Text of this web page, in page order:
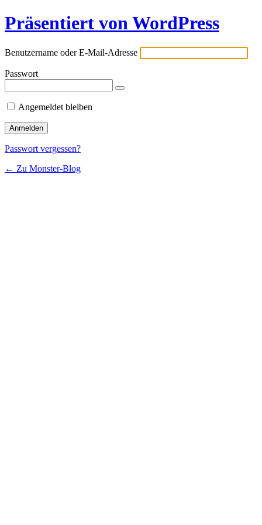
Präsentiert von WordPress
Benutzername oder E-Mail-Adresse
Passwort
Angemeldet bleiben
Passwort vergessen?
← Zu Monster-Blog